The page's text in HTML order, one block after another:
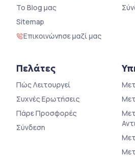
Το Blog μας
Sitemap
Επικοινώνησε μαζί μας
Πελάτες
Πώς Λειτουργεί
Συχνές Ερωτήσεις
Πάρε Προσφορές
Σύνδεση